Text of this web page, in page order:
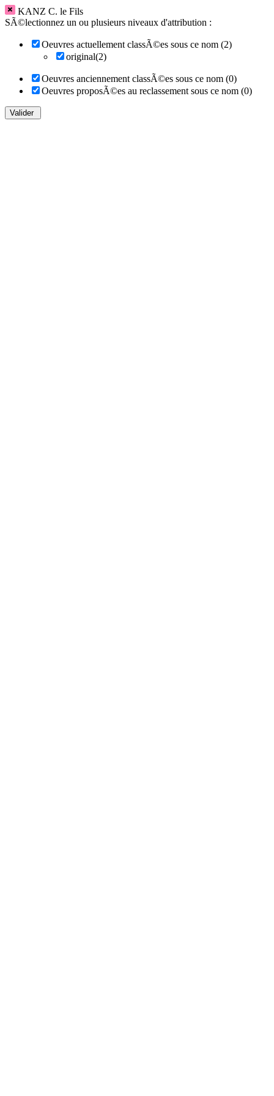
KANZ C. le Fils
SÃ©lectionnez un ou plusieurs niveaux d'attribution :
Oeuvres actuellement classÃ©es sous ce nom (2)
original(2)
Oeuvres anciennement classÃ©es sous ce nom (0)
Oeuvres proposÃ©es au reclassement sous ce nom (0)
Valider